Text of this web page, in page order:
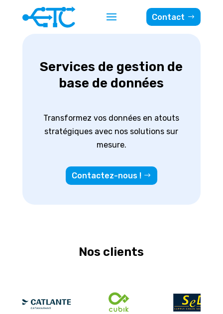
Contact
Services de gestion de
base de données
Transformez vos données en atouts
stratégiques avec nos solutions sur
mesure.
Contactez-nous !
Nos clients